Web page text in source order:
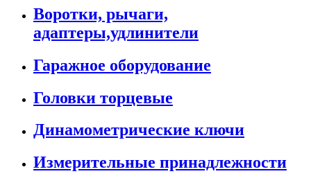
Воротки, рычаги,
адаптеры,удлинители
Гаражное оборудование
Головки торцевые
Динамометрические ключи
Измерительные принадлежности